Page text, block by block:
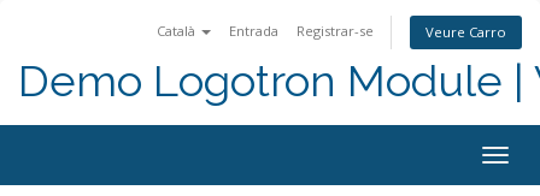
Català Entrada Registrar-se Veure Carro
Demo Logotron Module